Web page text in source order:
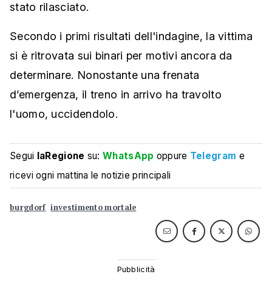
stato rilasciato.
Secondo i primi risultati dell'indagine, la vittima
si è ritrovata sui binari per motivi ancora da
determinare. Nonostante una frenata
d’emergenza, il treno in arrivo ha travolto
l'uomo, uccidendolo.
Segui laRegione su:WhatsApp oppure Telegram e
ricevi ogni mattina le notizie principali
burgdorf investimento mortale